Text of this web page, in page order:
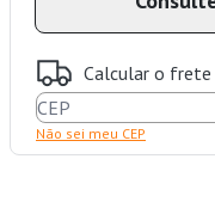
Calcular o frete
Não sei meu CEP